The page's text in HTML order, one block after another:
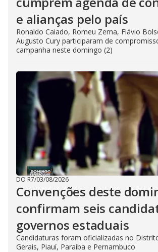
e alianças pelo país
Ronaldo Caiado, Romeu Zema, Flávio
Augusto Cury participaram de
campanha neste domingo (2)
DO R7/03/08/2026
Convenções deste
confirmam seis
governos estaduais
Candidaturas foram oficializadas no
Gerais, Piauí, Paraíba e Pernambuco